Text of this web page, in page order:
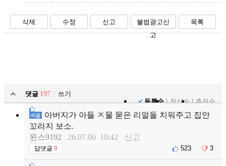
페북 트윗 밴드 카톡 카스 복사 스크랩
삭제 수정 신고
불법광고신
고
목록
댓글 197
쓰기
등록순
최신순 추천순
베플
아버지가 아들 ㅈ물 묻은 리얼돌 치워주고 집안
꼬라지 보소.
윈스9192
26.07.06 10:42 신고
답댓글 9 523 3